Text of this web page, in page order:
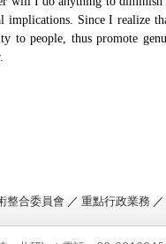
implications. Since I realize
to people, thus promote
整合委員會 ／ 重點行政業務 ／